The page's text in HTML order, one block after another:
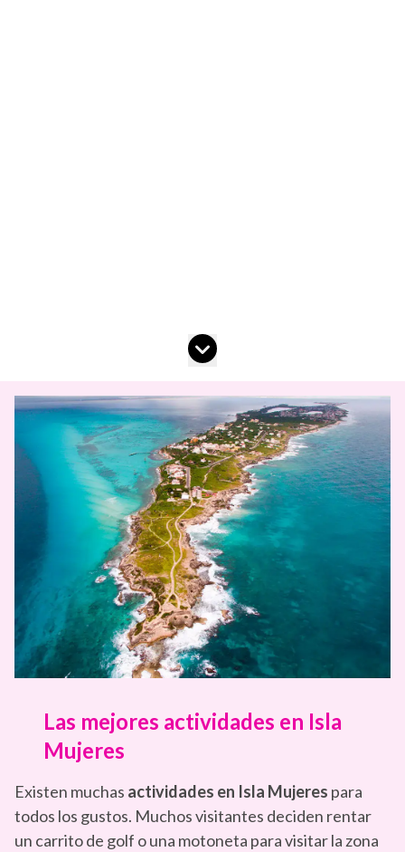
Las mejores actividades en Isla
Mujeres
Existen muchas actividades en Isla Mujeres para
todos los gustos. Muchos visitantes deciden rentar
un carrito de golf o una motoneta para visitar la zona